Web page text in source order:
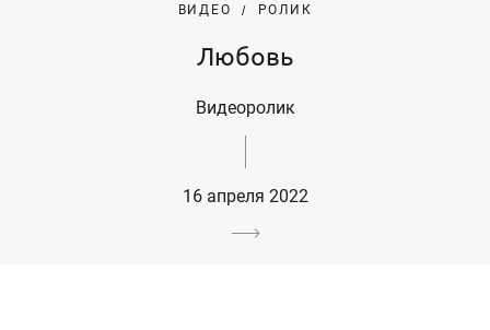
ВИДЕО РОЛИК
Любовь
Видеоролик
16 апреля 2022